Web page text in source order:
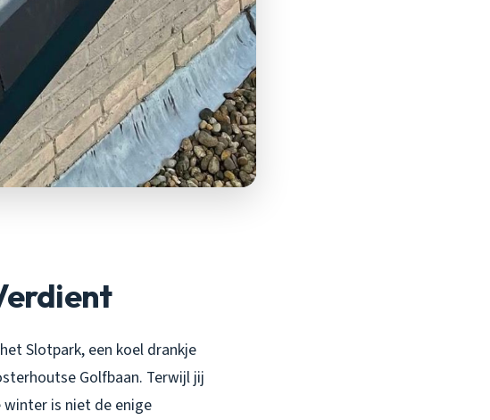
Slotpark, een koel drankje
Golfbaan. Terwijl jij
is niet de enige